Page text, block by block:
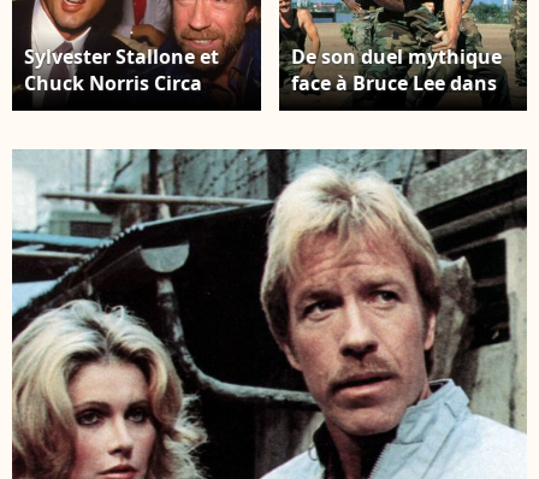
Sylvester Stallone et
Chuck Norris Circa
1980's ©
De son duel mythique
face à Bruce Lee dans
"La Fureur du Dragon"
dans "Walker, Texas
Ranger", Chuck Norris
a marqué la pop
culture. Rétro - Décès
de Chuck Norris à l'âge
de 86 ans. © MPP via
Bestimage